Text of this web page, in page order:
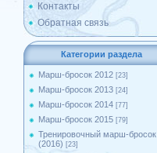
Контакты
Обратная связь
Категории раздела
Марш-бросок 2012 [23]
Марш-бросок 2013 [24]
Марш-бросок 2014 [77]
Марш-бросок 2015 [79]
Тренировочный марш-бросок
(2016) [23]